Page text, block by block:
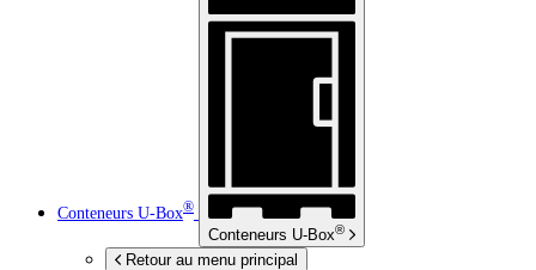
Conteneurs U-Box®
Conteneurs U-Box®
Retour au menu principal